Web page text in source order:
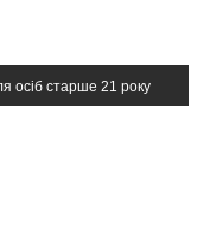
осіб старше 21 року